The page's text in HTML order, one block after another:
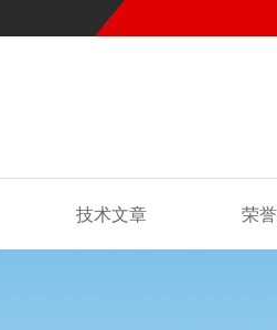
技术文章 荣